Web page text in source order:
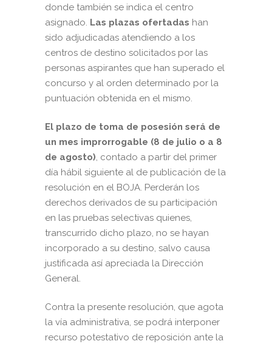
donde también se indica el centro
asignado. Las plazas ofertadas han
sido adjudicadas atendiendo a los
centros de destino solicitados por las
personas aspirantes que han superado el
concurso y al orden determinado por la
puntuación obtenida en el mismo.
El plazo de toma de posesión será de
un mes improrrogable (8 de julio o a 8
de agosto), contado a partir del primer
día hábil siguiente al de publicación de la
resolución en el BOJA. Perderán los
derechos derivados de su participación
en las pruebas selectivas quienes,
transcurrido dicho plazo, no se hayan
incorporado a su destino, salvo causa
justificada así apreciada la Dirección
General.
Contra la presente resolución, que agota
la vía administrativa, se podrá interponer
recurso potestativo de reposición ante la